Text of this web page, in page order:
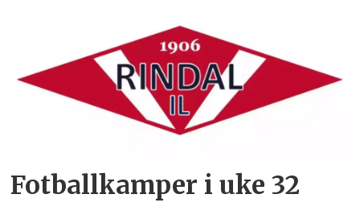
Fotballkamper i uke 32